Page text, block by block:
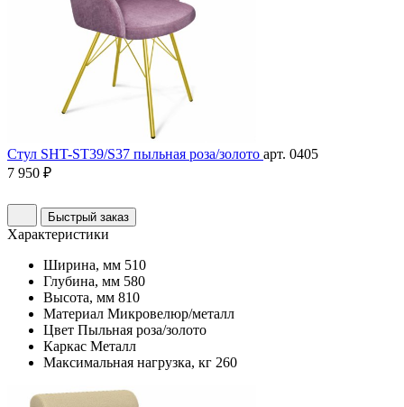
Стул SHT-ST39/S37 пыльная роза/золото арт. 0405
7 950 ₽
Быстрый заказ
Характеристики
Ширина, мм 510
Глубина, мм 580
Высота, мм 810
Материал Микровелюр/металл
Цвет Пыльная роза/золото
Каркас Металл
Максимальная нагрузка, кг 260